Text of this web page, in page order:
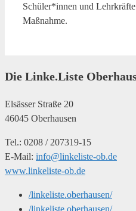
Schüler*innen und
Maßnahme.
Die Linke.Liste
Elsässer Straße 20
46045 Oberhausen
Tel.: 0208 / 207319-15
E-Mail: info@linkeliste-ob.de
www.linkeliste-ob.de
/linkeliste.oberhausen/
/linkeliste.oberhausen/